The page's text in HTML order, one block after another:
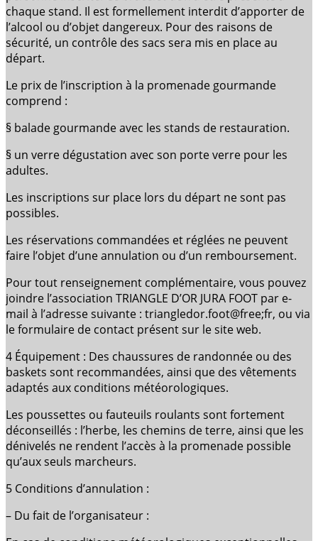
chaque stand. Il est formellement interdit d’apporter de
l’alcool ou d’objet dangereux. Pour des raisons de
sécurité, un contrôle des sacs sera mis en place au
départ.
Le prix de l’inscription à la promenade gourmande
comprend :
§ balade gourmande avec les stands de restauration.
§ un verre dégustation avec son porte verre pour les
adultes.
Les inscriptions sur place lors du départ ne sont pas
possibles.
Les réservations commandées et réglées ne peuvent
faire l’objet d’une annulation ou d’un remboursement.
Pour tout renseignement complémentaire, vous pouvez
joindre l’association TRIANGLE D’OR JURA FOOT par e-
mail à l’adresse suivante : triangledor.foot@free;fr, ou via
le formulaire de contact présent sur le site web.
4 Équipement : Des chaussures de randonnée ou des
baskets sont recommandées, ainsi que des vêtements
adaptés aux conditions météorologiques.
Les poussettes ou fauteuils roulants sont fortement
déconseillés : l’herbe, les chemins de terre, ainsi que les
dénivelés ne rendent l’accès à la promenade possible
qu’aux seuls marcheurs.
5 Conditions d’annulation :
– Du fait de l’organisateur :